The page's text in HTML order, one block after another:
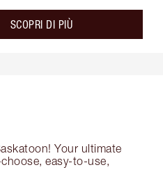
SCOPRI DI PIÙabout the
Your ultimate
easy-to-use,